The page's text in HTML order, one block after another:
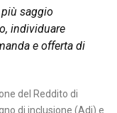
saggio
individuare
e offerta di
del Reddito di
di inclusione (Adi) e